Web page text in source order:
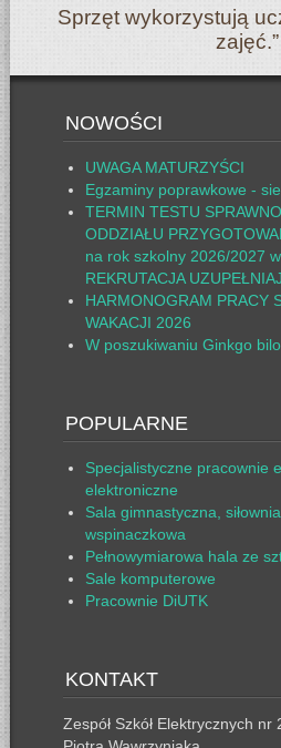
Sprzęt wykorzystują
zajęć.”
NOWOŚCI
UWAGA MATURZYŚCI
Egzaminy poprawkowe -
TERMIN TESTU
ODDZIAŁU
na rok szkolny 2026/2027
REKRUTACJA
HARMONOGRAM PRACY
WAKACJI 2026
W poszukiwaniu Ginkgo
POPULARNE
Specjalistyczne pracownie
elektroniczne
Sala gimnastyczna,
wspinaczkowa
Pełnowymiarowa hala ze
Sale komputerowe
Pracownie DiUTK
KONTAKT
Zespół Szkół Elektrycznych